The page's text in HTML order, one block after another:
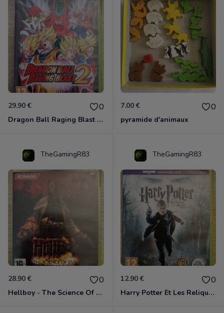
29.90 € 0
Dragon Ball Raging Blast 2 Xbox 360
7.00 € 0
pyramide d'animaux
TheGamingR83
28.90 € 0
Hellboy - The Science Of Evil Xbox 360
TheGamingR83
12.90 € 0
Harry Potter Et Les Reliques De La Mort - 1ère Partie Xbox 360